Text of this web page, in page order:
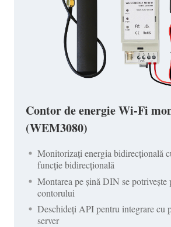
Contor de energie Wi-Fi
(WEM3080)
Monitorizați energia bidirecțională
funcție bidirecțională
Montarea pe șină DIN se potrivește
contorului
Deschideți API pentru integrare cu
server